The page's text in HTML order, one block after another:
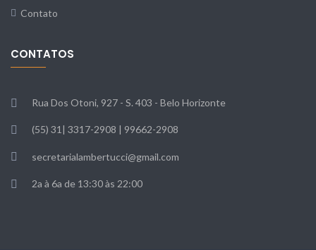
Contato
CONTATOS
Rua Dos Otoni, 927 - S. 403 - Belo Horizonte
(55) 31| 3317-2908 | 99662-2908
secretarialambertucci@gmail.com
2a à 6a de 13:30 às 22:00